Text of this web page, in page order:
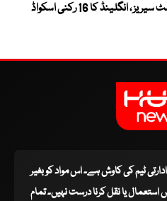
پاکستان کیخلاف ٹیسٹ سیریز ، انگلینڈ کا 16 رکنی اسکواڈ
ادارتی ٹیم کی کاوش ہے۔ اس مواد کو بغیر
یا نقل کرنا درست نہیں۔ تمام